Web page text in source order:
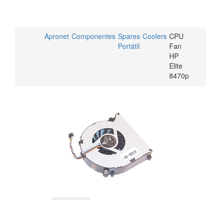
Apronet Componentes Spares
Portátil
Coolers CPU
Fan
HP
Elite
8470p